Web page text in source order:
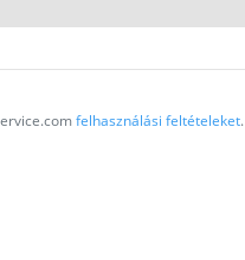
felhasználási feltételeket.